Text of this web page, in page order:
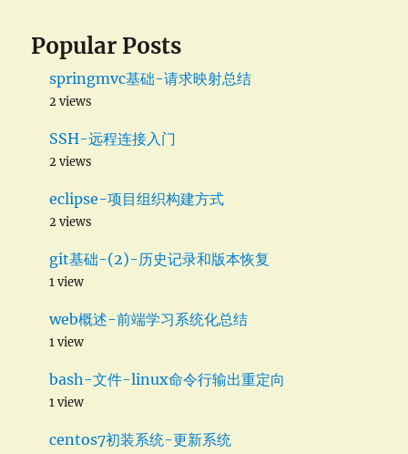
Popular Posts
springmvc基础-请求映射总结
2 views
SSH-远程连接入门
2 views
eclipse-项目组织构建方式
2 views
git基础-(2)-历史记录和版本恢复
1 view
web概述-前端学习系统化总结
1 view
bash-文件-linux命令行输出重定向
1 view
centos7初装系统-更新系统